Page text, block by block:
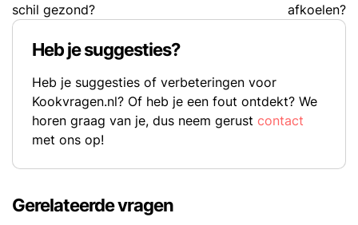
schil gezond?
afkoelen?
Heb je suggesties?
Heb je suggesties of verbeteringen voor
Kookvragen.nl? Of heb je een fout ontdekt? We
horen graag van je, dus neem gerust contact
met ons op!
Gerelateerde vragen